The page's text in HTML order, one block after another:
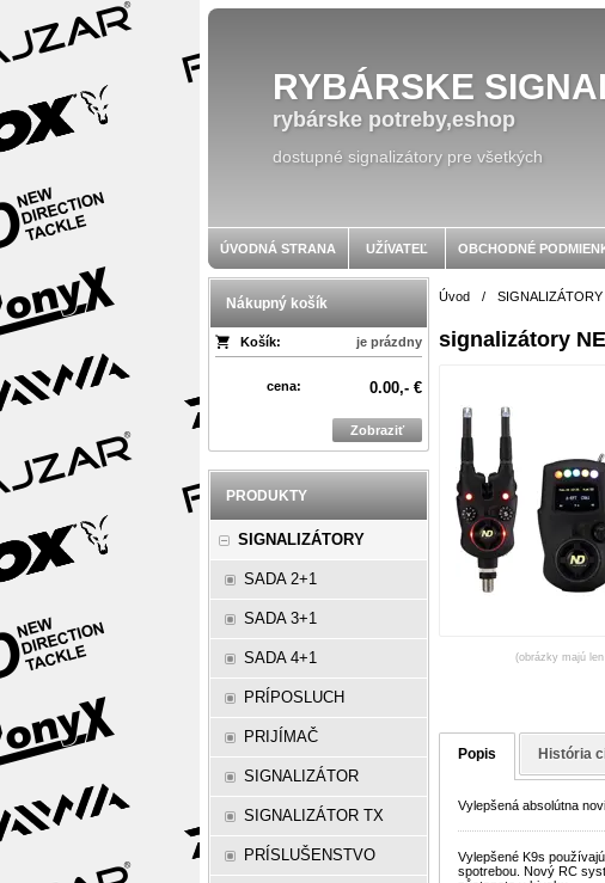
RYBÁRSKE
rybárske potreby,eshop
dostupné signalizátory pre všetkých
ÚVODNÁ STRANA UŽÍVATEĽ OBCHODNÉ
Nákupný košík
Košík: je prázdny
cena: 0.00,- €
Zobraziť
PRODUKTY
SIGNALIZÁTORY
SADA 2+1
SADA 3+1
SADA 4+1
PRÍPOSLUCH
PRIJÍMAČ
SIGNALIZÁTOR
SIGNALIZÁTOR TX
PRÍSLUŠENSTVO
Úvod / SIGNALIZÁTORY
signalizátory
(obrázky majú
Popis História
Vylepšená absolútna
Vylepšené K9s
spotrebou. Nový RC